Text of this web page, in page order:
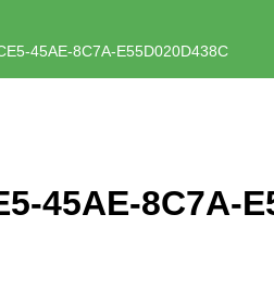
45AE-8C7A-E55D020D438C
45AE-8C7A-